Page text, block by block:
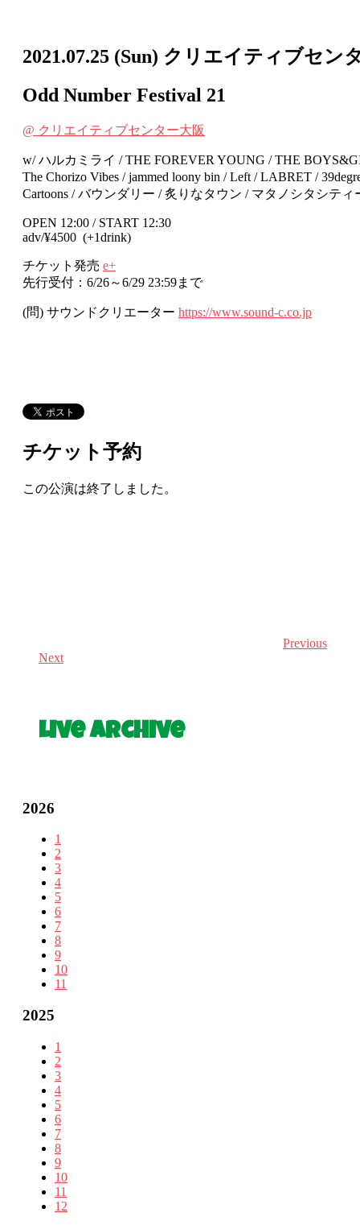
2021.07.25 (Sun) クリエイティブセン
Odd Number Festival 21
@ クリエイティブセンター⼤阪
w/ ハルカミライ / THE FOREVER YOUNG / THE
The Chorizo Vibes / jammed loony bin / Left / LABRET /
Cartoons / バウンダリー / 炙りなタウン / マタノシタシティ
OPEN 12:00 / START 12:30
adv/¥4500 (+1drink)
チケット発売 e+
先行受付：6/26～6/29 23:59まで
(問) サウンドクリエーター https://www.sound-c.co.jp
チケット予約
この公演は終了しました。
Previous
Next
Live Archive
2026
1
2
3
4
5
6
7
8
9
10
11
2025
1
2
3
4
5
6
7
8
9
10
11
12